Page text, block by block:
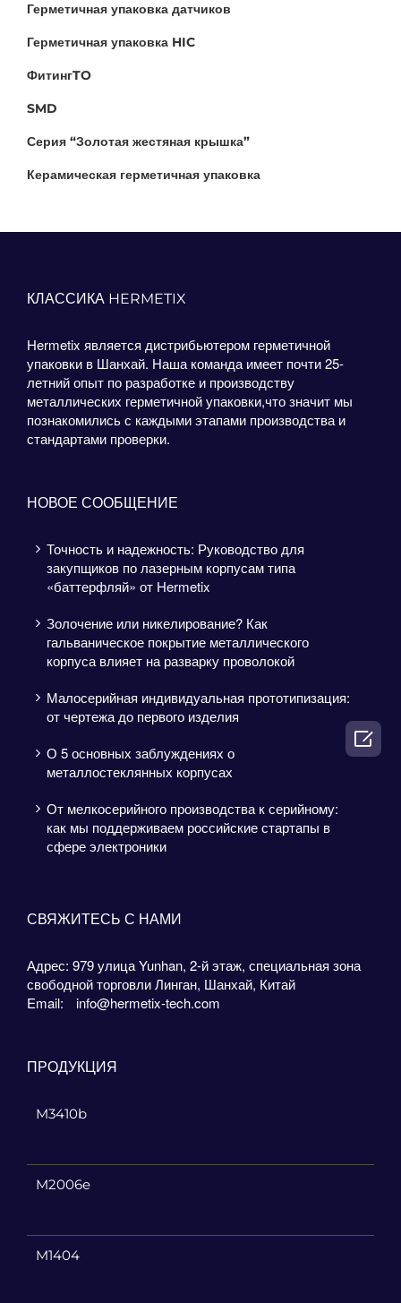
Герметичная упаковка датчиков
Герметичная упаковка HIC
ФитингTO
SMD
Серия “Золотая жестяная крышка”
Керамическая герметичная упаковка
КЛАССИКА HERMETIX
Hermetix является дистрибьютером герметичной
упаковки в Шанхай. Наша команда имеет почти 25-
летний опыт по разработке и производству
металлических герметичной упаковки,что значит мы
познакомились с каждыми этапами производства и
стандартами проверки.
НОВОЕ СООБЩЕНИЕ
Точность и надежность: Руководство для
закупщиков по лазерным корпусам типа
«баттерфляй» от Hermetix
Золочение или никелирование? Как
гальваническое покрытие металлического
корпуса влияет на разварку проволокой
Малосерийная индивидуальная прототипизация:
от чертежа до первого изделия
О 5 основных заблуждениях о
металлостеклянных корпусах
От мелкосерийного производства к серийному:
как мы поддерживаем российские стартапы в
сфере электроники
СВЯЖИТЕСЬ С НАМИ
Адрес: 979 улица Yunhan, 2-й этаж, специальная зона
свободной торговли Линган, Шанхай, Китай
Email:
info@hermetix-tech.com
ПРОДУКЦИЯ
M3410b
M2006e
M1404
